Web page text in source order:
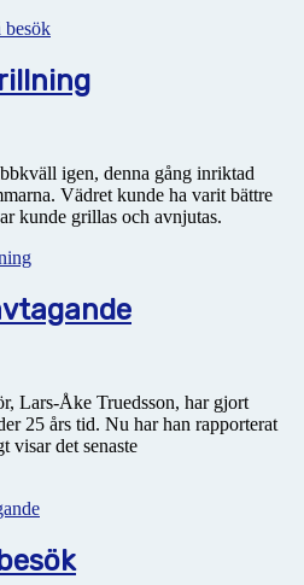
besök
igen, denna gång inriktad
Vädret kunde ha varit bättre
kunde grillas och avnjutas.
Lars-Åke Truedsson, har gjort
25 års tid. Nu har han rapporterat
visar det senaste